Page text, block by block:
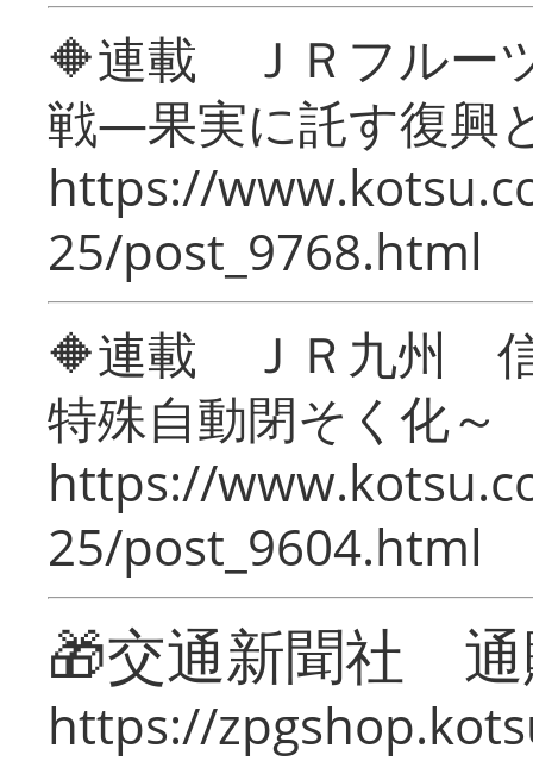
🔶連載 ＪＲフルー
戦―果実に託す復興
https://
25/post_9768.html
🔶連載 ＪＲ九州 信
特殊自動閉そく化～
https://
25/post_9604.html
🎁交通新聞社
https://